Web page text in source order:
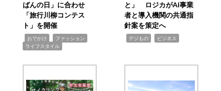
ばんの日」に合わせ
「旅行川柳コンテス
ト」を開催
おでかけ ファッション
ライフスタイル
と」 ロジカがAI事業
者と導入機関の共通指
針案を策定へ
デジもの ビジネス